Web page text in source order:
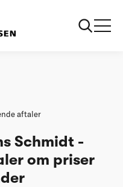
aftaler
Schmidt -
om priser